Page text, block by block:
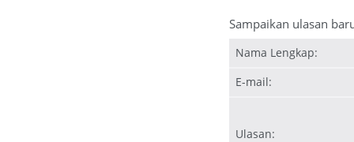
Sampaikan ulasan
Nama Lengkap:
E-mail:
Ulasan: